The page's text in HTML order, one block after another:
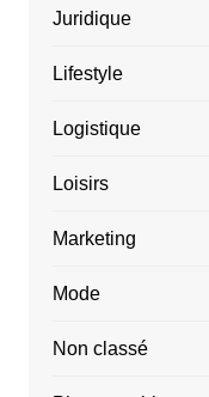
Juridique
Lifestyle
Logistique
Loisirs
Marketing
Mode
Non classé